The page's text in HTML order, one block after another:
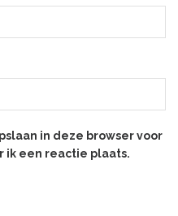
in deze browser voor
ik een reactie plaats.